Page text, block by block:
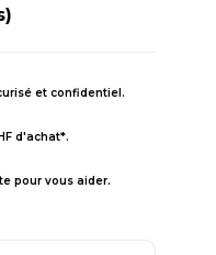
et confidentiel.
d'achat*.
pour vous aider.